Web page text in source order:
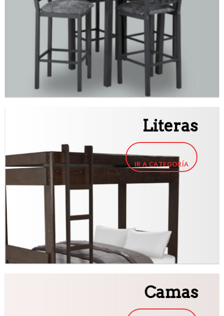
Literas
IR A CATEGORÍA
Camas